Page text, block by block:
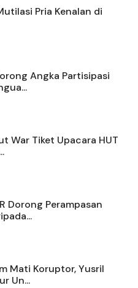
Pria Kenalan di
Angka Partisipasi
War Tiket Upacara HUT
Dorong Perampasan
Mati Koruptor, Yusril
Un...